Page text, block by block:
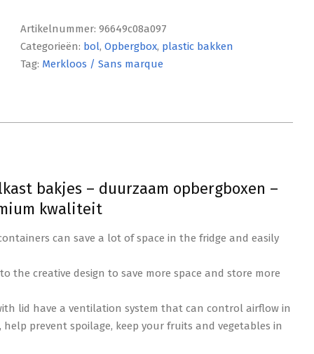
Artikelnummer:96649c08a097
Categorieën: bol,Opbergbox, plastic bakken
Tag: Merkloos / Sans marque
bakjes – duurzaam opbergboxen –
kwaliteit
can save a lot of space in the fridge and easily
the creative design to save more space and store more
lid have a ventilation system that can control airflow in
prevent spoilage, keep your fruits and vegetables in